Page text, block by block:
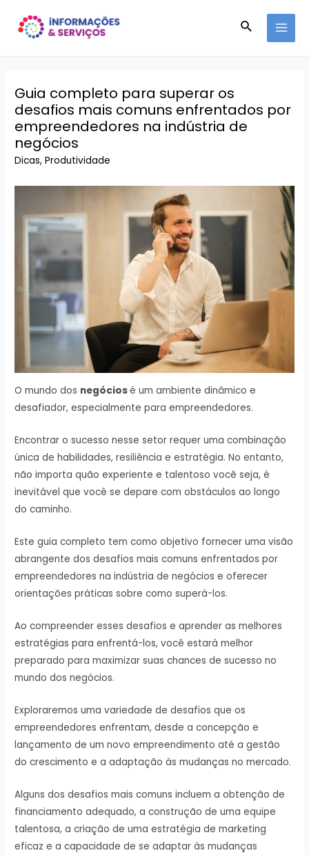
para
Pesquisar
Guia completo para superar os
desafios mais comuns enfrentados por
empreendedores na indústria de
negócios
Dicas,Produtividade
O mundo dos negóciosé um ambiente dinâmico e
desafiador, especialmente para empreendedores.
Encontrar o sucesso nesse setor requer uma combinação
única de habilidades, resiliência e estratégia. No entanto,
não importa quão experiente e talentoso você seja, é
inevitável que você se depare com obstáculos ao longo
do caminho.
Este guia completo tem como objetivo fornecer uma visão
abrangente dos desafios mais comuns enfrentados por
empreendedores na indústria de negócios e oferecer
orientações práticas sobre como superá-los.
Ao compreender esses desafios e aprender as melhores
estratégias para enfrentá-los, você estará melhor
preparado para maximizar suas chances de sucesso no
mundo dos negócios.
Exploraremos uma variedade de desafios que os
empreendedores enfrentam, desde a concepção e
lançamento de um novo empreendimento até a gestão
do crescimento e a adaptação às mudanças no mercado.
Alguns dos desafios mais comuns incluem a obtenção de
financiamento adequado, a construção de uma equipe
talentosa, a criação de uma estratégia de marketing
eficaz e a capacidade de se adaptar às mudanças